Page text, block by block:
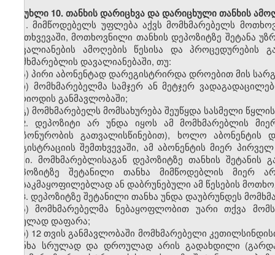
მუხლი 10. თანხის დარიცხვა და დარიცხული თანხის
1. მიმწოდებელს უფლება აქვს მომხმარებელს
შემთხვევაში, მოთხოვნილი თანხის დეპოზიტზე შეტანა
დავალიანების ამოღების წესისა და პროცედურების
მომხმარებლის დავალიანებაში, თუ:
ა) პირი აბონენტად დარეგისტრირდა დროებით მის
ბ) მომხმარებელმა სამჯერ ან მეტჯერ
პერიოდის განმავლობაში;
გ) მომხმარებელს მომსახურება შეუწყდა სასმელი
2. დეპოზიტი არ უნდა იყოს ამ მომხმარებლის
(სეზონურობის გათვალისწინებით), ხოლო
რეგისტრაციის შემთხვევაში, ამ აბონენტის მიერ
მეტი. მომხმარებლისაგან დეპოზიტზე თანხის
დეპოზიტზე შეტანილი თანხა მიმწოდებლის
დასაკმაყოფილებლად ან დაბრუნებული ამ წესების
3. დეპოზიტზე შეტანილი თანხა უნდა დაუბრუნდეს
ა) მომხმარებელმა ნებაყოფლობით უარი თქვა
სრულად დაფარა;
ბ) 12 თვის განმავლობაში მომხმარებელი
თანხა სრულად და დროულად არის გადახდილი